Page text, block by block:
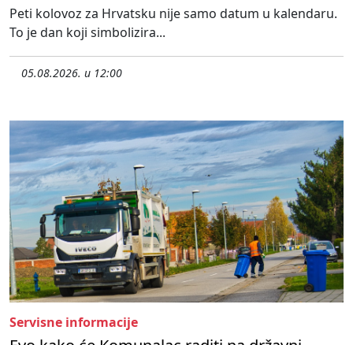
Peti kolovoz za Hrvatsku nije samo datum u kalendaru.
To je dan koji simbolizira...
05.08.2026. u 12:00
Servisne informacije